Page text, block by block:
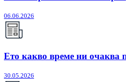
06.06.2026
Ето какво време ни очаква
30.05.2026